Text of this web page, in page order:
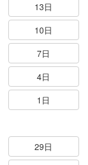
13日
10日
7日
4日
1日
29日